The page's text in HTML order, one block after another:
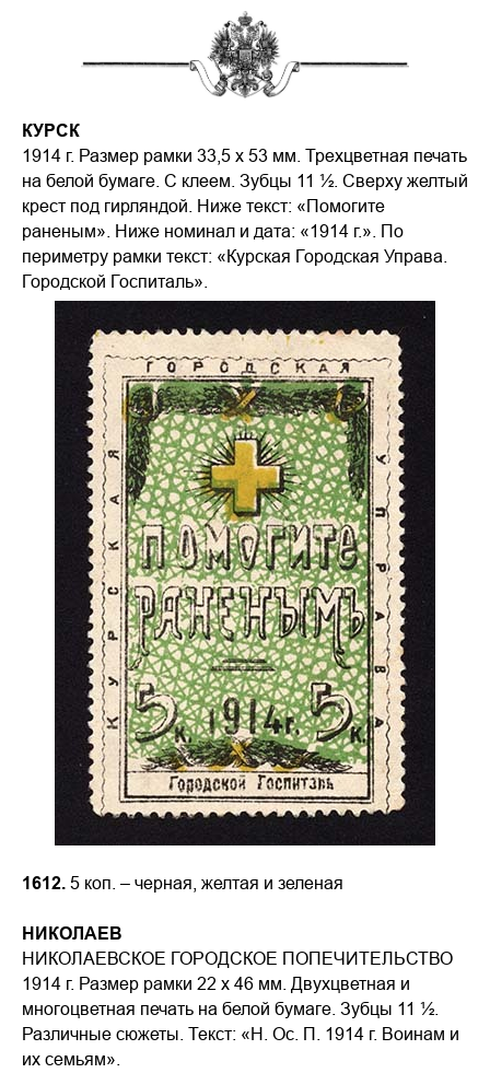
КУРСК
1914 г. Размер рамки 33,5 х 53 мм. Трехцветная печать
на белой бумаге. С клеем. Зубцы 11 ½. Сверху желтый
крест под гирляндой. Ниже текст: «Помогите
раненым». Ниже номинал и дата: «1914 г.». По
периметру рамки текст: «Курская Городская Управа.
Городской Госпиталь».
1612. 5 коп. – черная, желтая и зеленая
НИКОЛАЕВ
НИКОЛАЕВСКОЕ ГОРОДСКОЕ ПОПЕЧИТЕЛЬСТВО
1914 г. Размер рамки 22 х 46 мм. Двухцветная и
многоцветная печать на белой бумаге. Зубцы 11 ½.
Различные сюжеты. Текст: «Н. Ос. П. 1914 г. Воинам и
их семьям».